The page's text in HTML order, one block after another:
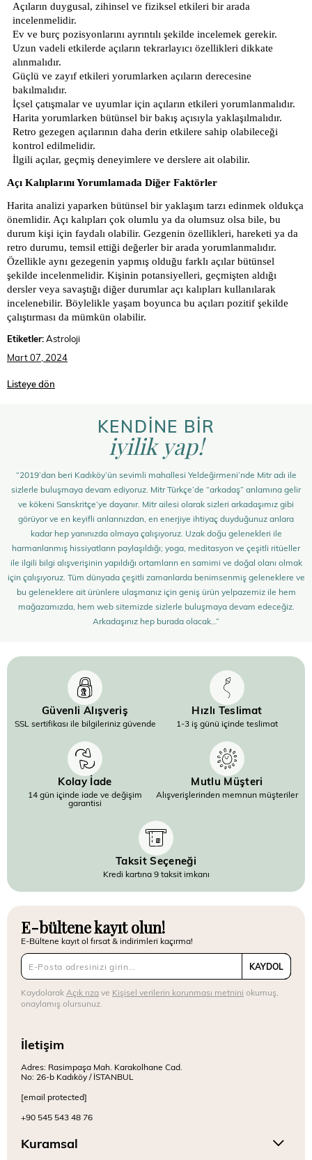
Açıların duygusal, zihinsel ve fiziksel etkileri bir arada
incelenmelidir.
Ev ve burç pozisyonlarını ayrıntılı şekilde incelemek gerekir.
Uzun vadeli etkilerde açıların tekrarlayıcı özellikleri dikkate
alınmalıdır.
Güçlü ve zayıf etkileri yorumlarken açıların derecesine
bakılmalıdır.
İçsel çatışmalar ve uyumlar için açıların etkileri yorumlanmalıdır.
Harita yorumlarken bütünsel bir bakış açısıyla yaklaşılmalıdır.
Retro gezegen açılarının daha derin etkilere sahip olabileceği
kontrol edilmelidir.
İlgili açılar, geçmiş deneyimlere ve derslere ait olabilir.
Açı Kalıplarını Yorumlamada Diğer Faktörler
Harita analizi yaparken bütünsel bir yaklaşım tarzı edinmek oldukça
önemlidir. Açı kalıpları çok olumlu ya da olumsuz olsa bile, bu
durum kişi için faydalı olabilir. Gezgenin özellikleri, hareketi ya da
retro durumu, temsil ettiği değerler bir arada yorumlanmalıdır.
Özellikle aynı gezegenin yapmış olduğu farklı açılar bütünsel
şekilde incelenmelidir. Kişinin potansiyelleri, geçmişten aldığı
dersler veya savaştığı diğer durumlar açı kalıpları kullanılarak
incelenebilir. Böylelikle yaşam boyunca bu açıları pozitif şekilde
çalıştırması da mümkün olabilir.
Etiketler:Astroloji
Mart 07, 2024
Listeye dön
KENDİNE BİR
iyilik yap!
“2019’dan beri Kadıköy’ün sevimli mahallesi Yeldeğirmeni’nde Mitr adı ile
sizlerle buluşmaya devam ediyoruz. Mitr Türkçe’de “arkadaş” anlamına gelir
ve kökeni Sanskritçe’ye dayanır. Mitr ailesi olarak sizleri arkadaşımız gibi
görüyor ve en keyifli anlarınızdan, en enerjiye ihtiyaç duyduğunuz anlara
kadar hep yanınızda olmaya çalışıyoruz. Uzak doğu gelenekleri ile
harmanlanmış hissiyatların paylaşıldığı; yoga, meditasyon ve çeşitli ritüeller
ile ilgili bilgi alışverişinin yapıldığı ortamların en samimi ve doğal olanı olmak
için çalışıyoruz. Tüm dünyada çeşitli zamanlarda benimsenmiş geleneklere ve
bu geleneklere ait ürünlere ulaşmanız için geniş ürün yelpazemiz ile hem
mağazamızda, hem web sitemizde sizlerle buluşmaya devam edeceğiz.
Arkadaşınız hep burada olacak…”
Güvenli Alışveriş
SSL sertifikası ile bilgileriniz güvende
Hızlı Teslimat
1-3 iş günü içinde teslimat
Kolay İade
14 gün içinde iade ve değişim
garantisi
Mutlu Müşteri
Alışverişlerinden memnun müşteriler
Taksit Seçeneği
Kredi kartına 9 taksit imkanı
E-bültene kayıt olun!
E-Bültene kayıt ol fırsat & indirimleri kaçırma!
KAYDOL
Kaydolarak Açık rızave Kişisel verilerin korunması metnini okumuş,
onaylamış olursunuz.
İletişim
Adres: Rasimpaşa Mah. Karakolhane Cad.
No: 26-b Kadıköy / İSTANBUL
[email protected]
+90 545 543 48 76
Kuramsal